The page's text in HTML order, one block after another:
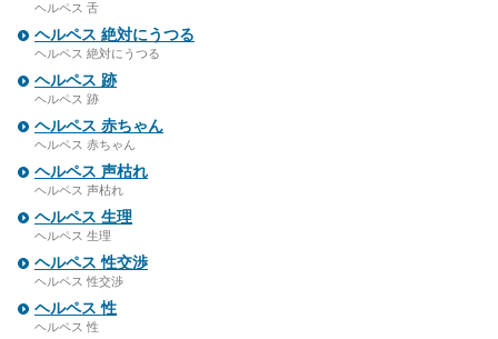
ヘルペス 舌
ヘルペス 絶対にうつる
ヘルペス 絶対にうつる
ヘルペス 跡
ヘルペス 跡
ヘルペス 赤ちゃん
ヘルペス 赤ちゃん
ヘルペス 声枯れ
ヘルペス 声枯れ
ヘルペス 生理
ヘルペス 生理
ヘルペス 性交渉
ヘルペス 性交渉
ヘルペス 性
ヘルペス 性